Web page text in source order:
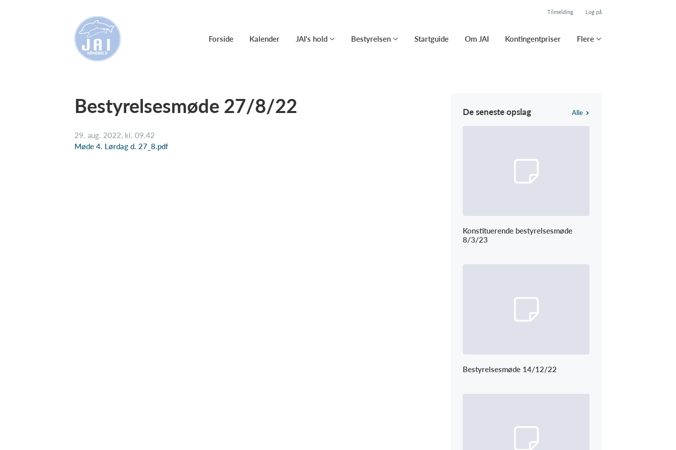
Tilmelding Log på
Forside Kalender JAI's hold Bestyrelsen Startguide Om JAI Kontingentpriser Flere
Bestyrelsesmøde 27/8/22
29. aug. 2022, kl. 09.42
Møde 4. Lørdag d. 27_8.pdf
De seneste opslag Alle
Konstituerende bestyrelsesmøde
8/3/23
Bestyrelsesmøde 14/12/22